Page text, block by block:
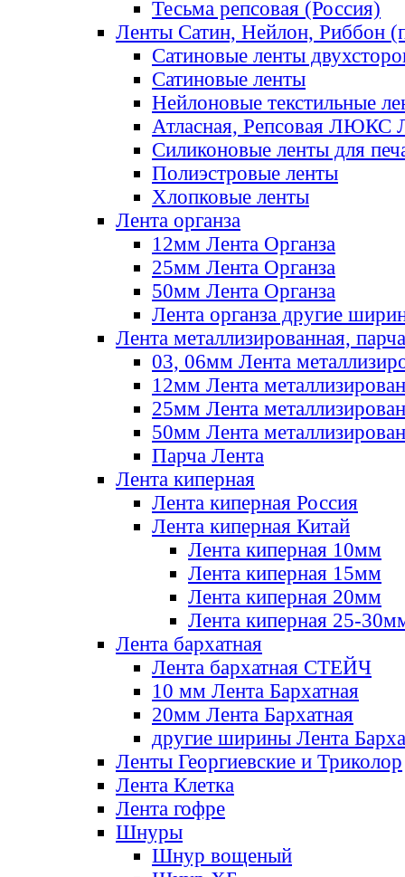
Тесьма репсовая (Россия)
Ленты Сатин, Нейлон, Риббон
Сатиновые ленты
Сатиновые ленты
Нейлоновые текстильные
Атласная, Репсовая ЛЮКС
Силиконовые ленты для
Полиэстровые ленты
Хлопковые ленты
Лента органза
12мм Лента Органза
25мм Лента Органза
50мм Лента Органза
Лента органза другие
Лента металлизированная, парча
03, 06мм Лента
12мм Лента
25мм Лента
50мм Лента
Парча Лента
Лента киперная
Лента киперная Россия
Лента киперная Китай
Лента киперная 10мм
Лента киперная 15мм
Лента киперная 20мм
Лента киперная 25-
Лента бархатная
Лента бархатная СТЕЙЧ
10 мм Лента Бархатная
20мм Лента Бархатная
другие ширины Лента
Ленты Георгиевские и Триколор
Лента Клетка
Лента гофре
Шнуры
Шнур вощеный